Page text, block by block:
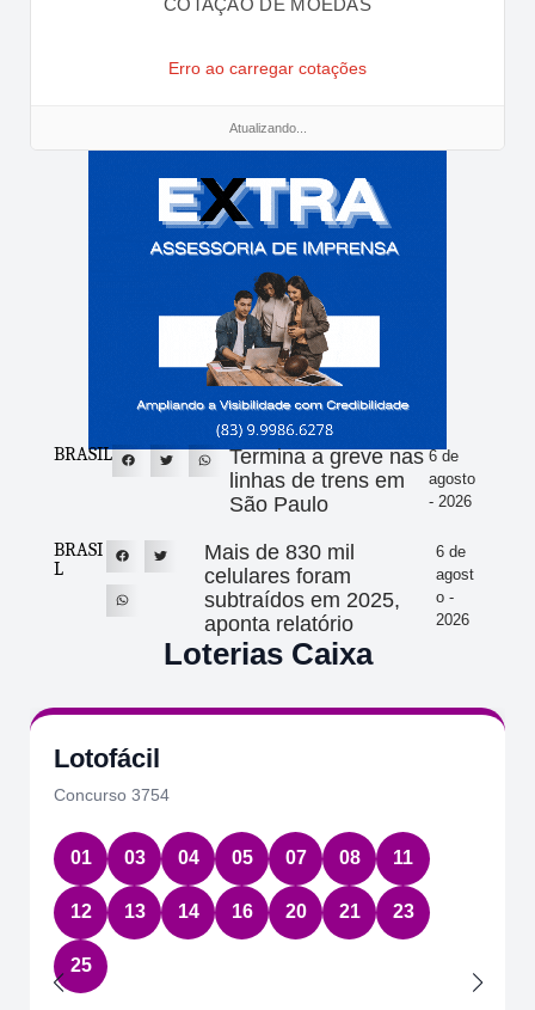
Erro ao carregar cotações
Atualizando...
BRASIL
Termina a greve nas
linhas de trens em
São Paulo
6 de
agosto
- 2026
BRASI
L
Mais de 830 mil
celulares foram
subtraídos em 2025,
aponta relatório
6 de
agost
o -
2026
Loterias Caixa
Quina
Concurso 7084
17 22 36 54 63
Data:
05/08/2026
Acumulou:
Próximo concurso: